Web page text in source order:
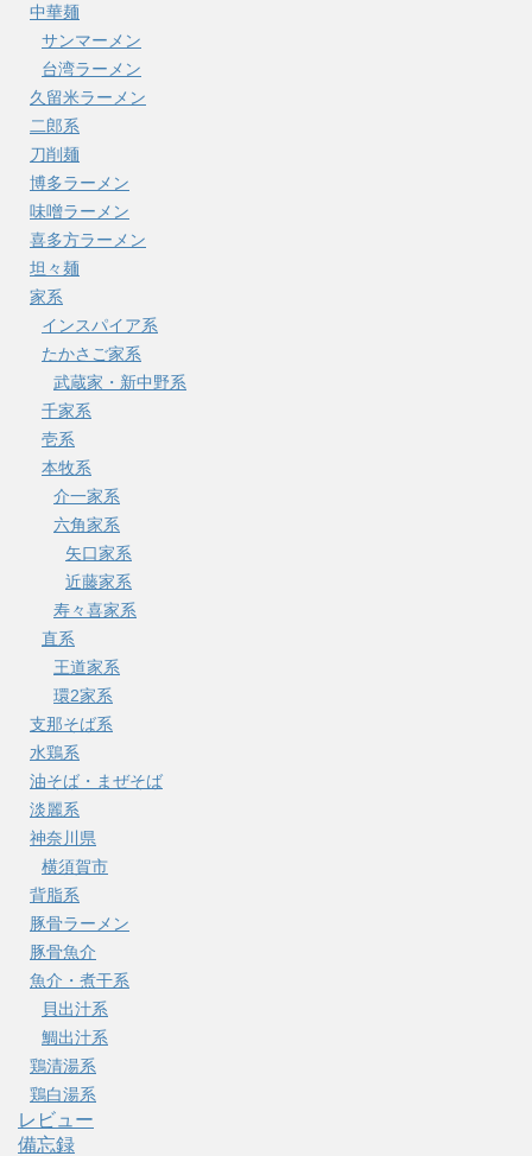
中華麺
サンマーメン
台湾ラーメン
久留米ラーメン
二郎系
刀削麺
博多ラーメン
味噌ラーメン
喜多方ラーメン
坦々麺
家系
インスパイア系
たかさご家系
武蔵家・新中野系
千家系
壱系
本牧系
介一家系
六角家系
矢口家系
近藤家系
寿々喜家系
直系
王道家系
環2家系
支那そば系
水鶏系
油そば・まぜそば
淡麗系
神奈川県
横須賀市
背脂系
豚骨ラーメン
豚骨魚介
魚介・煮干系
貝出汁系
鯛出汁系
鶏清湯系
鶏白湯系
レビュー
備忘録